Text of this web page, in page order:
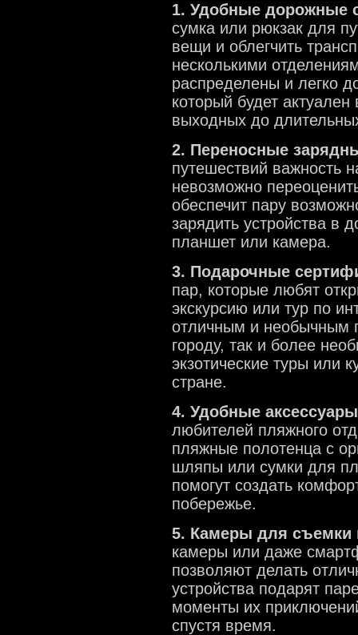
1. Удобные дорожные
сумка или рюкзак для
вещи и облегчить
несколькими
распределены и легко
который будет
выходных до
2. Переносные
путешествий важность
невозможно
обеспечит пару
зарядить устройства в
планшет или камера.
3. Подарочные
пар, которые любят
экскурсию или тур по
отличным и необычным
городу, так и более
экзотические туры или
стране.
4. Удобные
любителей пляжного
пляжные полотенца с
шляпы или сумки для
помогут создать
побережье.
5. Камеры для съемки
камеры или даже
позволяют делать
устройства подарят
моменты их
спустя время.